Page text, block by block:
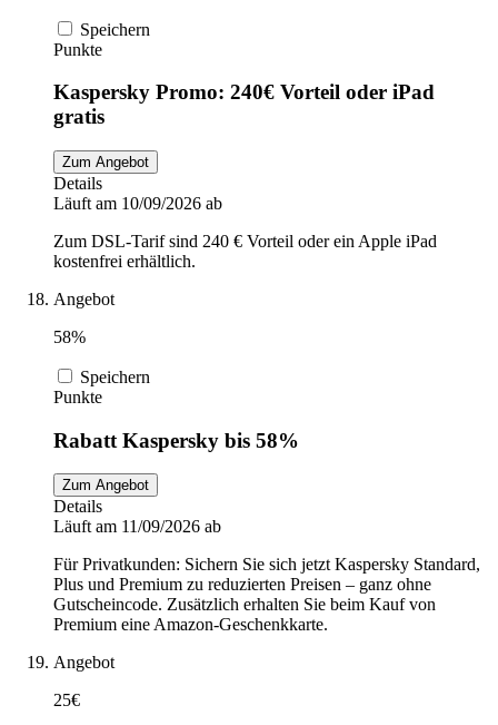
Speichern
Punkte
Kaspersky Promo: 240€ Vorteil oder iPad
gratis
Zum Angebot
Details
Läuft am 10/09/2026 ab
Zum DSL-Tarif sind 240 € Vorteil oder ein Apple iPad
kostenfrei erhältlich.
Angebot
58%
Speichern
Punkte
Rabatt Kaspersky bis 58%
Zum Angebot
Details
Läuft am 11/09/2026 ab
Für Privatkunden: Sichern Sie sich jetzt Kaspersky Standard,
Plus und Premium zu reduzierten Preisen – ganz ohne
Gutscheincode. Zusätzlich erhalten Sie beim Kauf von
Premium eine Amazon-Geschenkkarte.
Angebot
25€